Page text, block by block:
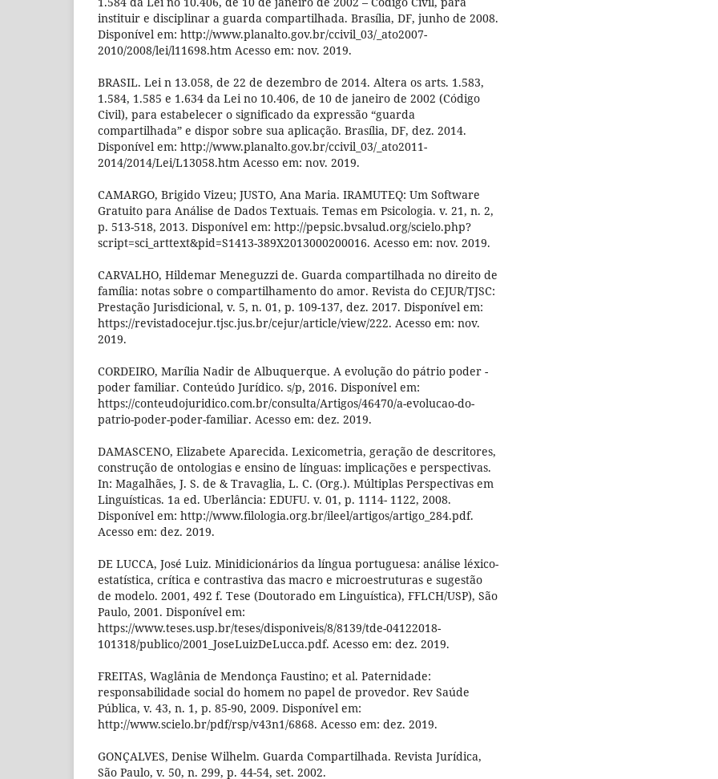
instituir e disciplinar a guarda compartilhada. Brasília, DF, junho de 2008.
Disponível em: http://www.planalto.gov.br/ccivil_03/_ato2007-
2010/2008/lei/l11698.htm Acesso em: nov. 2019.
BRASIL. Lei n 13.058, de 22 de dezembro de 2014. Altera os arts. 1.583,
1.584, 1.585 e 1.634 da Lei no 10.406, de 10 de janeiro de 2002 (Código
Civil), para estabelecer o significado da expressão “guarda
compartilhada” e dispor sobre sua aplicação. Brasília, DF, dez. 2014.
Disponível em: http://www.planalto.gov.br/ccivil_03/_ato2011-
2014/2014/Lei/L13058.htm Acesso em: nov. 2019.
CAMARGO, Brigido Vizeu; JUSTO, Ana Maria. IRAMUTEQ: Um Software
Gratuito para Análise de Dados Textuais. Temas em Psicologia. v. 21, n. 2,
p. 513-518, 2013. Disponível em: http://pepsic.bvsalud.org/scielo.php?
script=sci_arttext&pid=S1413-389X2013000200016. Acesso em: nov. 2019.
CARVALHO, Hildemar Meneguzzi de. Guarda compartilhada no direito de
família: notas sobre o compartilhamento do amor. Revista do CEJUR/TJSC:
Prestação Jurisdicional, v. 5, n. 01, p. 109-137, dez. 2017. Disponível em:
https://revistadocejur.tjsc.jus.br/cejur/article/view/222. Acesso em: nov.
2019.
CORDEIRO, Marília Nadir de Albuquerque. A evolução do pátrio poder -
poder familiar. Conteúdo Jurídico. s/p, 2016. Disponível em:
https://conteudojuridico.com.br/consulta/Artigos/46470/a-evolucao-do-
patrio-poder-poder-familiar. Acesso em: dez. 2019.
DAMASCENO, Elizabete Aparecida. Lexicometria, geração de descritores,
construção de ontologias e ensino de línguas: implicações e perspectivas.
In: Magalhães, J. S. de & Travaglia, L. C. (Org.). Múltiplas Perspectivas em
Linguísticas. 1a ed. Uberlância: EDUFU. v. 01, p. 1114- 1122, 2008.
Disponível em: http://www.filologia.org.br/ileel/artigos/artigo_284.pdf.
Acesso em: dez. 2019.
DE LUCCA, José Luiz. Minidicionários da língua portuguesa: análise léxico-
estatística, crítica e contrastiva das macro e microestruturas e sugestão
de modelo. 2001, 492 f. Tese (Doutorado em Linguística), FFLCH/USP), São
Paulo, 2001. Disponível em:
https://www.teses.usp.br/teses/disponiveis/8/8139/tde-04122018-
101318/publico/2001_JoseLuizDeLucca.pdf. Acesso em: dez. 2019.
FREITAS, Waglânia de Mendonça Faustino; et al. Paternidade:
responsabilidade social do homem no papel de provedor. Rev Saúde
Pública, v. 43, n. 1, p. 85-90, 2009. Disponível em:
http://www.scielo.br/pdf/rsp/v43n1/6868. Acesso em: dez. 2019.
GONÇALVES, Denise Wilhelm. Guarda Compartilhada. Revista Jurídica,
São Paulo, v. 50, n. 299, p. 44-54, set. 2002.